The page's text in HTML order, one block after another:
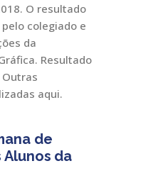
O resultado
colegiado e
da
Resultado
Outras
aqui.
de
Alunos da